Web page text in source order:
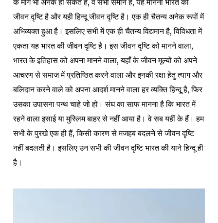
जीवन दृष्टि है और यही हिन्दू जीवन दृष्टि है। एक ही चैतन्य अनेक रूपों में
अभिव्यक्त हुआ है। इसलिए सभी में एक ही चैतन्य विद्यमान है, विविधता में
एकता यह भारत की जीवन दृष्टि है। इस जीवन दृष्टि को मानने वाला,
भारत के इतिहास को अपना मानने वाला, यहाँ के जीवन मूल्यों को अपने
आचरण से समाज में प्रतिष्ठित करने वाला और इनकी रक्षा हेतु त्याग और
बलिदान करने वाले को अपना आदर्श मानने वाला हर व्यक्ति हिन्दू है, फिर
उसका उपासना पन्थ चाहे जो हो। संघ का साफ मानना है कि भारत में
रहने वाला इसाई या मुस्लिम बाहर से नहीं आया है। वे सब यहीं के हैं। हम
सभी के पुरखे एक ही हैं, किसी कारण से मजहब बदलने से जीवन दृष्टि
नहीं बदलती है। इसलिए उन सभी की जीवन दृष्टि भारत की याने हिन्दू ही
है।